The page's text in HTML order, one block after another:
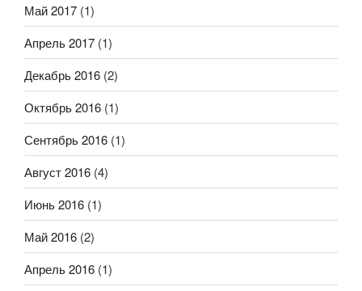
Май 2017 (1)
Апрель 2017 (1)
Декабрь 2016 (2)
Октябрь 2016 (1)
Сентябрь 2016 (1)
Август 2016 (4)
Июнь 2016 (1)
Май 2016 (2)
Апрель 2016 (1)